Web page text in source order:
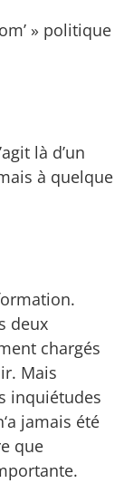
» politique
là d’un
à quelque
deux
chargés
Mais
inquiétudes
jamais été
que